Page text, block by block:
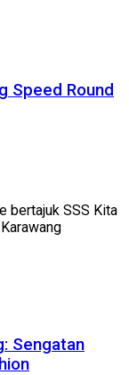
Speed Round
bertajuk SSS Kita
Sengatan